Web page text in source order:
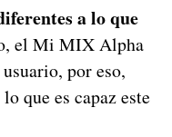
a lo que
el Mi MIX Alpha
por eso,
que es capaz este